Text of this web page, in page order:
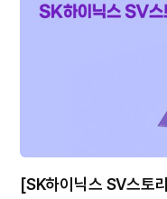
[SK하이닉스 SV스토